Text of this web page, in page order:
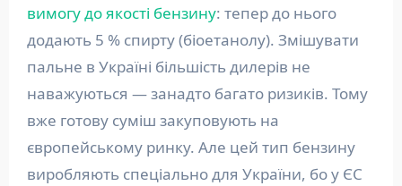
вимогу до якості бензину: тепер до нього
додають 5 % спирту (біоетанолу). Змішувати
пальне в Україні більшість дилерів не
наважуються — занадто багато ризиків. Тому
вже готову суміш закуповують на
європейському ринку. Але цей тип бензину
виробляють спеціально для України, бо у ЄС